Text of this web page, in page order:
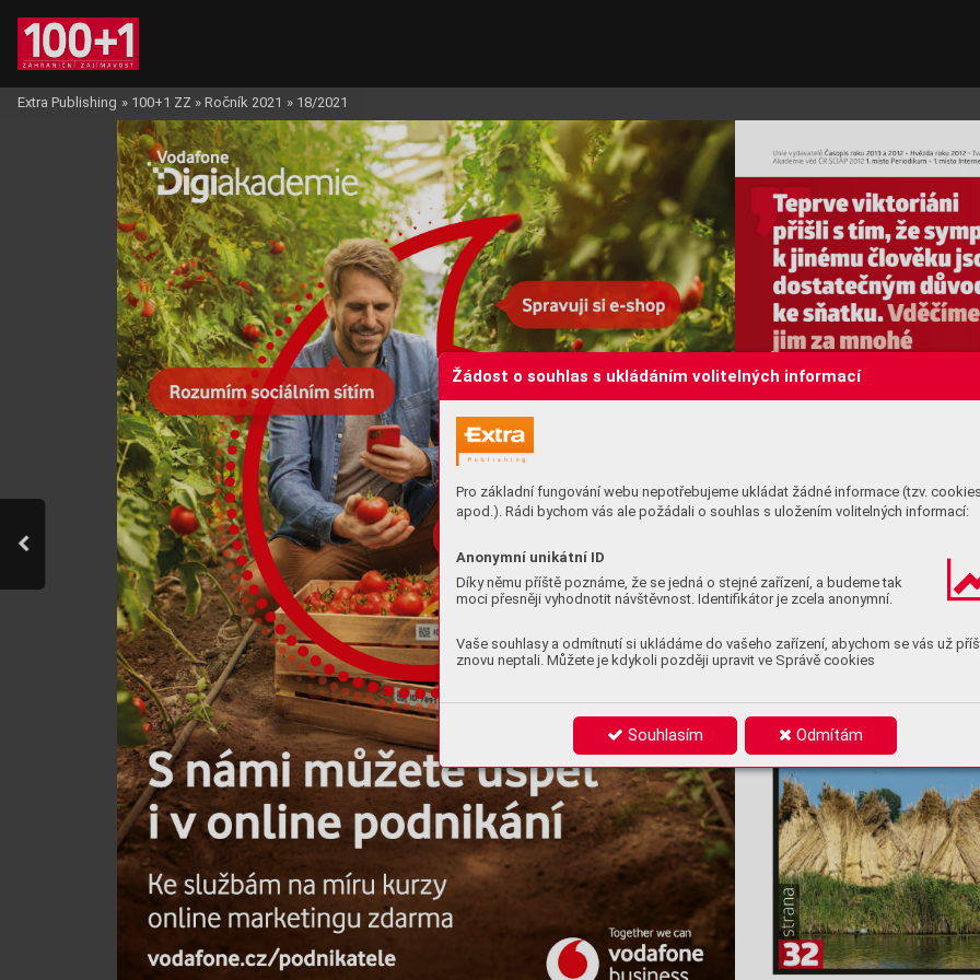
Žádost o souhlas s ukládáním volitelných informací
Pro základní fungování webu nepotřebujeme ukládat žádné informace (tzv.
apod.). Rádi bychom vás ale požádali o souhlas s uložením volitelných informací:
Anonymní unikátní ID
Díky němu příště poznáme, že se jedná o stejné zařízení, a budeme tak
moci přesněji vyhodnotit návštěvnost. Identifikátor je zcela anonymní.
Vaše souhlasy a odmítnutí si ukládáme do vašeho zařízení, abychom se vás už
znovu neptali. Můžete je kdykoli později upravit ve Správě cookies
Souhlasím Odmítám
Extra Publishing » 100+1 ZZ » Ročník 2021 » 18/2021